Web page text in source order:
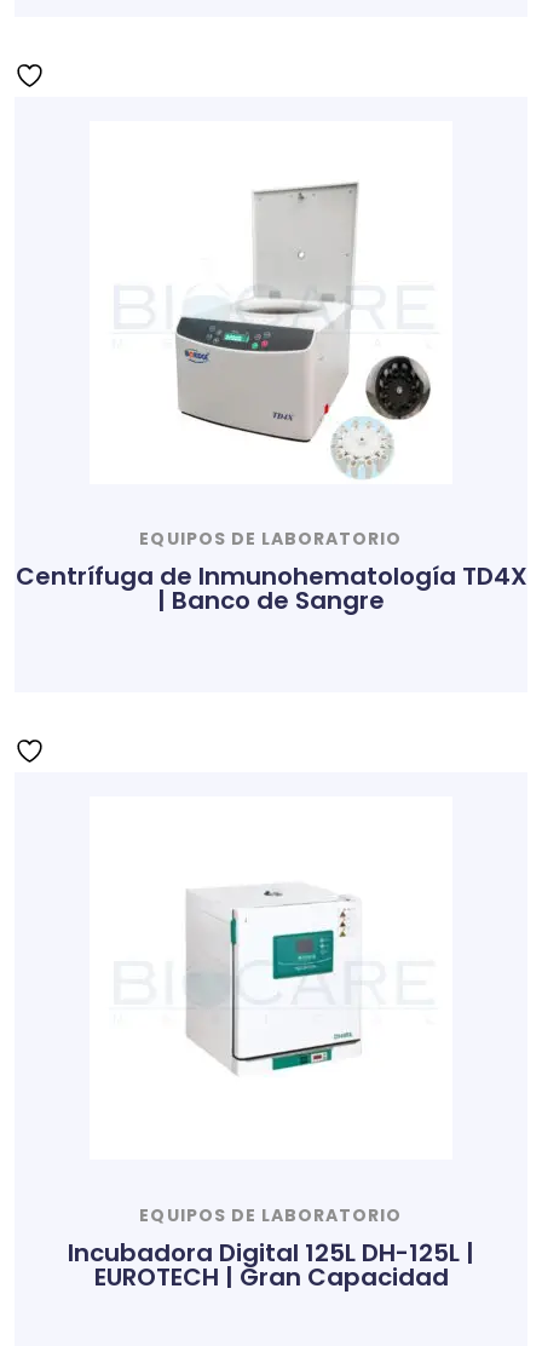
EQUIPOS DE LABORATORIO
Centrífuga de Inmunohematología TD4X
| Banco de Sangre
EQUIPOS DE LABORATORIO
Incubadora Digital 125L DH-125L |
EUROTECH | Gran Capacidad